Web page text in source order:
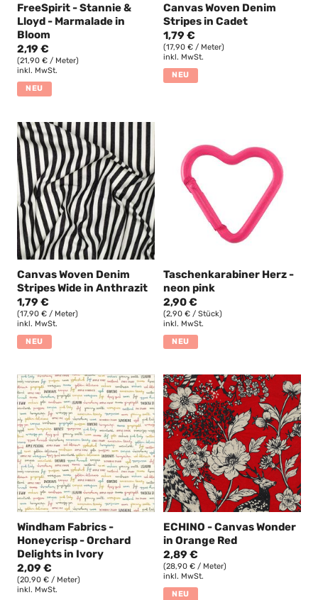
FreeSpirit - Stannie &
Lloyd - Marmalade in
Bloom
2,19 €
(21,90 € / Meter)
inkl. MwSt.
NEU
Canvas Woven Denim
Stripes in Cadet
1,79 €
(17,90 € / Meter)
inkl. MwSt.
NEU
Canvas Woven Denim
Stripes Wide in Anthrazit
1,79 €
(17,90 € / Meter)
inkl. MwSt.
NEU
Taschenkarabiner Herz -
neon pink
2,90 €
(2,90 € / Stück)
inkl. MwSt.
NEU
Windham Fabrics -
Honeycrisp - Orchard
Delights in Ivory
2,09 €
(20,90 € / Meter)
inkl. MwSt.
ECHINO - Canvas Wonder
in Orange Red
2,89 €
(28,90 € / Meter)
inkl. MwSt.
NEU